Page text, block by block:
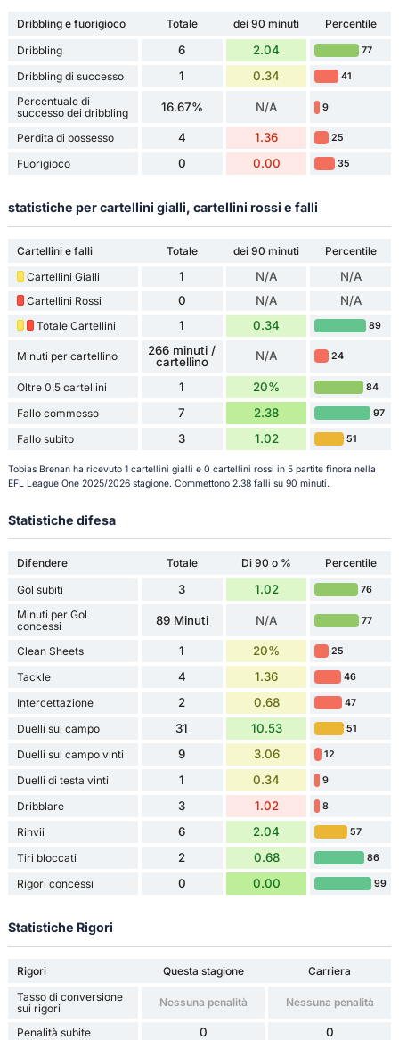
Dribbling e fuorigioco Totale dei 90 minuti
Percentile
Dribbling
6 2.04 77
Dribbling di successo 1 0.34 41
Percentuale di
successo dei dribbling
16.67% N/A 9
Perdita di possesso 4 1.36 25
Fuorigioco 0 0.00 35
statistiche per cartellini gialli, cartellini rossi e falli
Cartellini e falli Totale dei 90 minuti
Percentile
Cartellini Gialli
1 N/A N/A
Cartellini Rossi 0 N/A N/A
Totale Cartellini 1 0.34 89
Minuti per cartellino
266 minuti /
cartellino
N/A 24
Oltre 0.5 cartellini 1 20% 84
Fallo commesso 7 2.38 97
Fallo subito 3 1.02 51
Tobias Brenan ha ricevuto 1 cartellini gialli e 0 cartellini rossi in 5 partite finora nella
EFL League One 2025/2026 stagione. Commettono 2.38 falli su 90 minuti.
Statistiche difesa
Difendere Totale Di 90 o %
Percentile
Gol subiti
3 1.02 76
Minuti per Gol
concessi
89 Minuti N/A 77
Clean Sheets 1 20% 25
Tackle 4 1.36 46
Intercettazione 2 0.68 47
Duelli sul campo 31 10.53 51
Duelli sul campo vinti 9 3.06 12
Duelli di testa vinti 1 0.34 9
Dribblare 3 1.02 8
Rinvii 6 2.04 57
Tiri bloccati 2 0.68 86
Rigori concessi 0 0.00 99
Statistiche Rigori
Rigori Questa stagione
Carriera
Tasso di conversione
sui rigori
Nessuna penalità Nessuna penalità
Penalità subite 0 0